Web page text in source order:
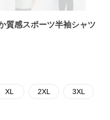
質感スポーツ半袖シャツ
XL 2XL 3XL